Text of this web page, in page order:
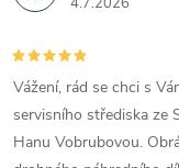
Vážení, rád se chci s
servisního střediska ze
Hanu Vobrubovou.